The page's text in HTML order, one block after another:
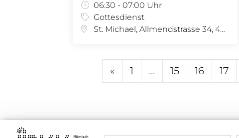
06:30 - 07:00 Uhr
Gottesdienst
St. Michael, Allmendstrasse 34, 4058 Basel
« 1 ... 15 16 17